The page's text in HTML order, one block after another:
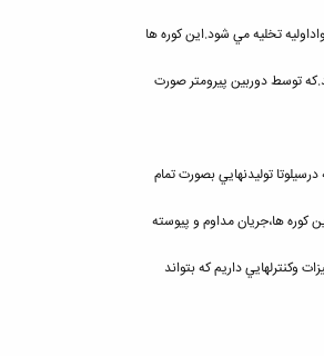
تخليه مي شود.اين كوره ها
توسط دوربين پيرومتر صورت
توليدنهايي بصورت تمام
كوره ها،جريان مداوم و پيوسته
وكنترلهايي داريم كه بتواند